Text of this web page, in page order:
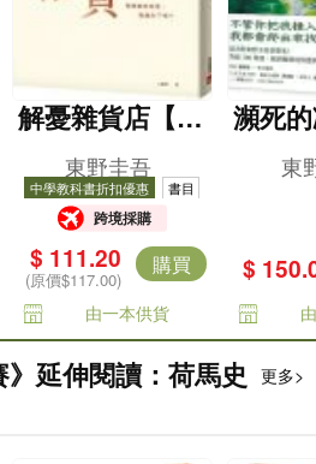
解憂雜貨店【暖
心紀念版】
東野圭吾
中學教科書折扣優惠 書目
跨境採購
$ 111.20
(原價$117.00)
購買
由一本供貨
瀕死
突破
這次
致的
東
$
延伸閱讀：荷馬史 更多>